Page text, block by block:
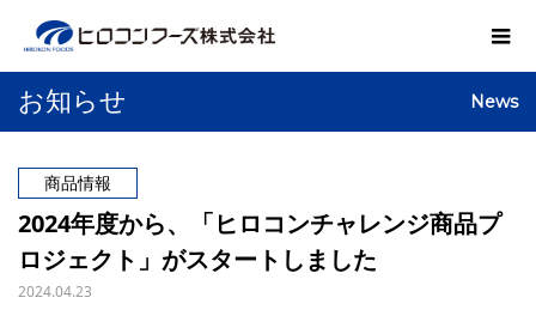
お知らせ News
商品情報
2024年度から、「ヒロコンチャレンジ商品プ
ロジェクト」がスタートしました
2024.04.23